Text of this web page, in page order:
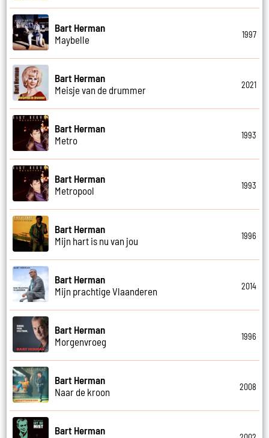
Bart Herman
Maybelle
1997
Bart Herman
Meisje van de drummer
2021
Bart Herman
Metro
1993
Bart Herman
Metropool
1993
Bart Herman
Mijn hart is nu van jou
1996
Bart Herman
Mijn prachtige Vlaanderen
2014
Bart Herman
Morgenvroeg
1996
Bart Herman
Naar de kroon
2008
Bart Herman